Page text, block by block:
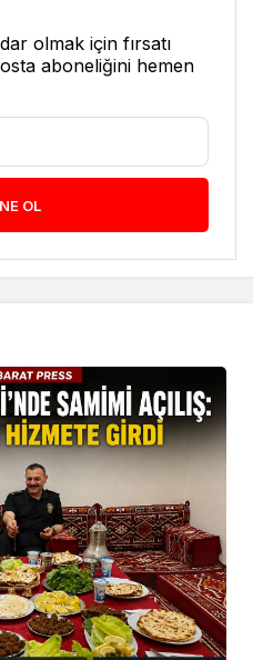
olmak için fırsatı
aboneliğini hemen
OL